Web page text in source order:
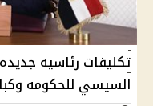
تكليفات رئاسيه
السيسي للحكومه